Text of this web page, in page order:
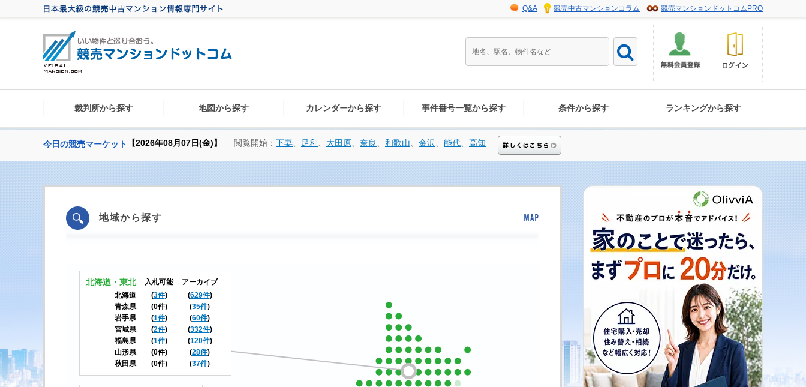
競売マンションドットコムPRO
競売中古マンションコラム
Q&A
裁判所から探す 地図から探す カレンダーから探す 事件番号一覧から探す 条件から探す ランキングから探す
今日の競売マーケット 【2026年08月07日(金)】 閲覧開始： 下妻 足利 大田原 奈良 和歌山 金沢 能代 高知
地域から探す
北海道・東北 入札可能
アーカイブ
北海道
(3件) (629件)
青森県
(0件) (35件)
岩手県
(1件) (60件)
宮城県
(2件) (332件)
福島県
(1件) (120件)
山形県
(0件) (28件)
秋田県
(0件) (37件)